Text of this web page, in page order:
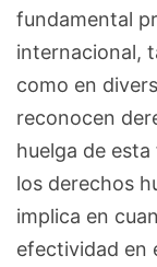
fundamental
internacional,
como en
reconocen
huelga de
los derechos
implica en
efectividad en